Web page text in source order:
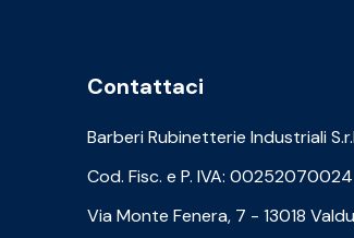
Contattaci
Barberi Rubinetterie Industriali
Cod. Fisc. e P. IVA: 00252070024
Via Monte Fenera, 7 - 13018